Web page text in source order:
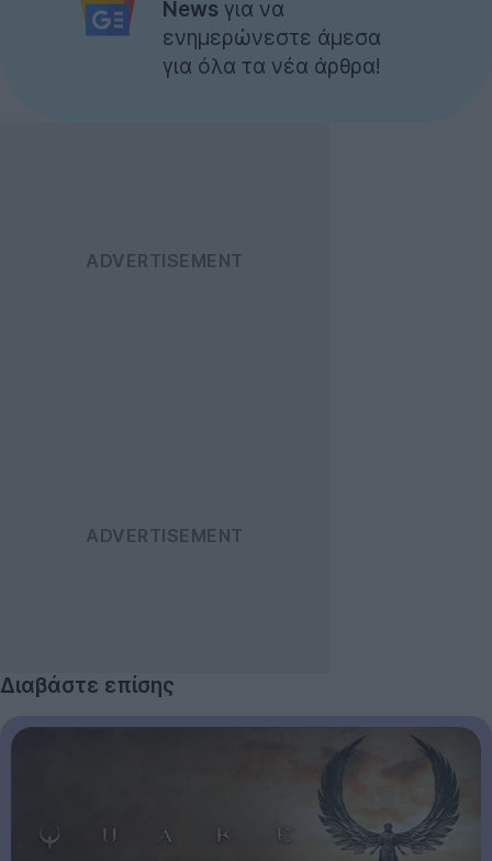
News για να
ενημερώνεστε άμεσα
για όλα τα νέα άρθρα!
Διαβάστε επίσης